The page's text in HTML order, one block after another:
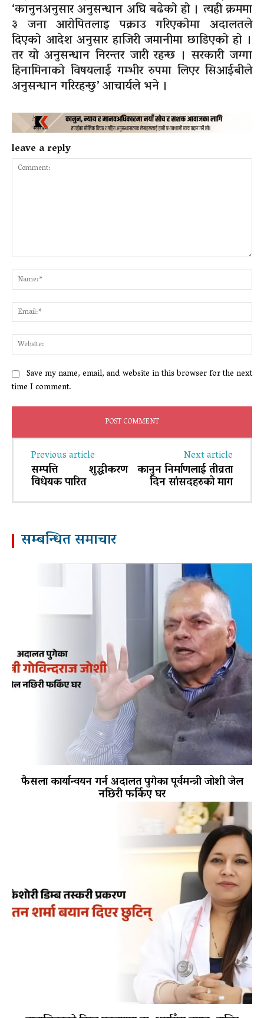
‘कानुनअनुसार अनुसन्धान अघि बढेको हो । त्यही क्रममा
३ जना आरोपितलाइ पक्राउ गरिएकोमा अदालतले
दिएको आदेश अनुसार हाजिरी जमानीमा छाडिएको हो ।
तर यो अनुसन्धान निरन्तर जारी रहन्छ । सरकारी जग्गा
हिनामिनाको विषयलाई गम्भीर रुपमा लिएर सिआईबीले
अनुसन्धान गरिरहन्छु’ आचार्यले भने ।
leave a reply
Save my name, email, and website in this browser for the next
time I comment.
Previous article
सम्पत्ति शुद्धीकरण
विधेयक पारित
Next article
कानुन निर्माणलाई तीव्रता
दिन सांसदहरुको माग
सम्बन्धित समाचार
फैसला कार्यान्वयन गर्न अदालत पुगेका पूर्वमन्त्री जोशी जेल
नछिरी फर्किए घर